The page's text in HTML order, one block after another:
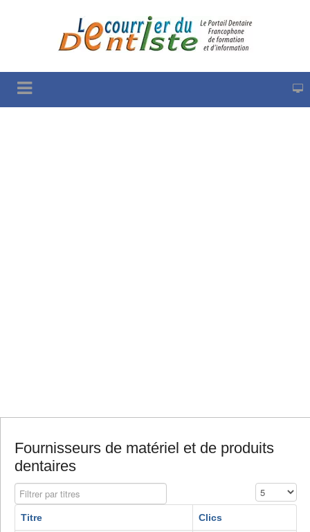
Fournisseurs de matériel et de produits
dentaires
Filtrer par titres Affichage #
Titre Clics